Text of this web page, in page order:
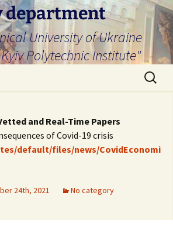
department
University of Ukraine
Polytechnic Institute"
Search
for:
and Real-Time Papers
of Covid-19 crisis
default/files/news/CovidEconomi
24th, 2021 No category